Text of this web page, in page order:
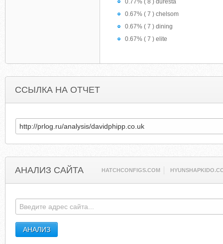
0.77% ( 8 ) duresta
0.67% ( 7 ) chelsom
0.67% ( 7 ) dining
0.67% ( 7 ) elite
ССЫЛКА НА ОТЧЕТ
АНАЛИЗ САЙТА HATCHCONFIGS.COM